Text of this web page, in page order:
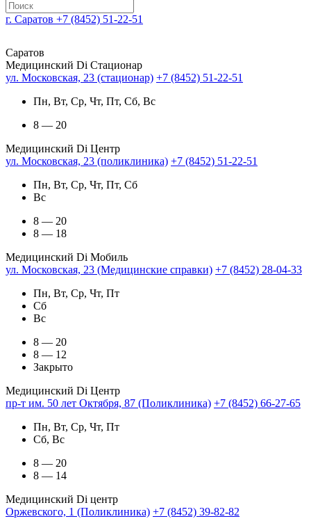
г. Саратов +7 (8452) 51-22-51
Саратов
Медицинский Di Стационар
ул. Московская, 23 (стационар) +7 (8452) 51-22-51
Пн, Вт, Ср, Чт, Пт, Сб, Вс
8 — 20
Медицинский Di Центр
ул. Московская, 23 (поликлиника) +7 (8452) 51-22-51
Пн, Вт, Ср, Чт, Пт, Сб
Вс
8 — 20
8 — 18
Медицинский Di Мобиль
ул. Московская, 23 (Медицинские справки) +7 (8452) 28-04-33
Пн, Вт, Ср, Чт, Пт
Сб
Вс
8 — 20
8 — 12
Закрыто
Медицинский Di Центр
пр-т им. 50 лет Октября, 87 (Поликлиника) +7 (8452) 66-27-65
Пн, Вт, Ср, Чт, Пт
Сб, Вс
8 — 20
8 — 14
Медицинский Di центр
Оржевского, 1 (Поликлиника) +7 (8452) 39-82-82